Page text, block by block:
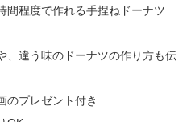
間程度で作れる手捏ねドーナツ
違う味のドーナツの作り方も伝
のプレゼント付き